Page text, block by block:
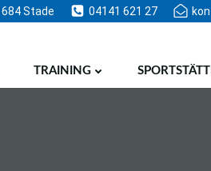
Stade 04141 621 27
TRAINING